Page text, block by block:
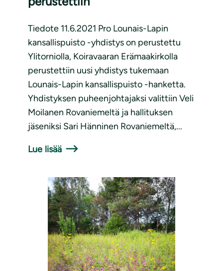
Tiedote 11.6.2021 Pro Lounais-Lapin
kansallispuisto -yhdistys on perustettu
Ylitorniolla, Koiravaaran Erämaakirkolla
perustettiin uusi yhdistys tukemaan
Lounais-Lapin kansallispuisto -hanketta.
Yhdistyksen puheenjohtajaksi valittiin Veli
Moilanen Rovaniemeltä ja hallituksen
jäseniksi Sari Hänninen Rovaniemeltä,...
Lue lisää